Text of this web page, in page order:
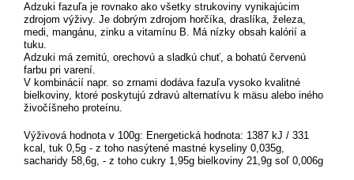
Adzuki fazuľa je rovnako ako všetky strukoviny vynikajúcim
zdrojom výživy. Je dobrým zdrojom horčíka, draslíka, železa,
medi, mangánu, zinku a vitamínu B. Má nízky obsah kalórií a
tuku.
Adzuki má zemitú, orechovú a sladkú chuť, a bohatú červenú
farbu pri varení.
V kombinácií napr. so zrnami dodáva fazuľa vysoko kvalitné
bielkoviny, ktoré poskytujú zdravú alternatívu k mäsu alebo iného
živočíšneho proteínu.
Výživová hodnota v 100g: Energetická hodnota: 1387 kJ / 331
kcal, tuk 0,5g - z toho nasýtené mastné kyseliny 0,035g,
sacharidy 58,6g, - z toho cukry 1,95g bielkoviny 21,9g soľ 0,006g